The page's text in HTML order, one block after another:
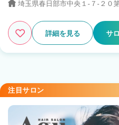
埼玉県春日部市中央１-７-２０
詳細を見る サ
注目サロン